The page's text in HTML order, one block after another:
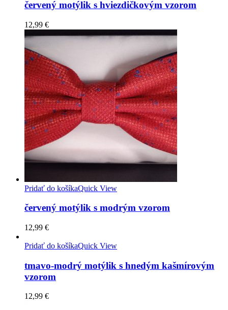
červený motýlik s hviezdičkovým vzorom
12,99 €
Pridať do košíkaQuick View
červený motýlik s modrým vzorom
12,99 €
Pridať do košíkaQuick View
tmavo-modrý motýlik s hnedým kašmírovým
vzorom
12,99 €